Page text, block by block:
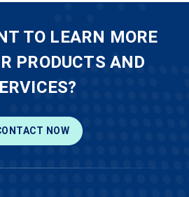
TO LEARN MORE
PRODUCTS AND
NOW